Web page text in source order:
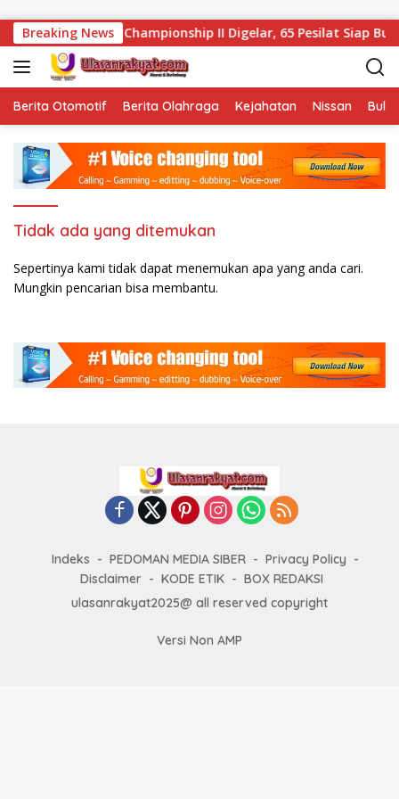
Breaking News
Putih Intern Championship II Digelar, 65 Pesilat Siap
Berita Otomotif Berita Olahraga Kejahatan Nissan
Tidak ada yang ditemukan
Sepertinya kami tidak dapat menemukan apa yang anda cari.
Mungkin pencarian bisa membantu.
Indeks PEDOMAN MEDIA SIBER
Privacy Policy
Disclaimer
KODE ETIK
BOX REDAKSI
ulasanrakyat2025@ all reserved copyright
Versi Non AMP